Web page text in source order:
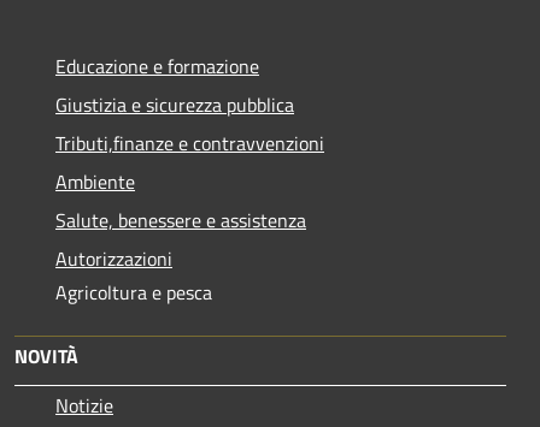
Educazione e formazione
Giustizia e sicurezza pubblica
Tributi,finanze e contravvenzioni
Ambiente
Salute, benessere e assistenza
Autorizzazioni
Agricoltura e pesca
NOVITÀ
Notizie